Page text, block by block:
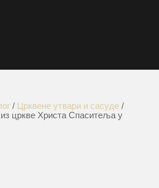
/ Црквене утвари и сасуде/
цркве Христа Спаситеља у